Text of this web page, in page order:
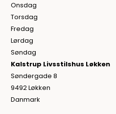
Onsdag
Torsdag
Fredag
Lørdag
Søndag
Kalstrup Livsstilshus Løkken
Søndergade 8
9492 Løkken
Danmark